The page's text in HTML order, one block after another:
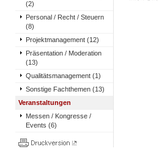
(2)
Personal / Recht / Steuern
(8)
Projektmanagement (12)
Präsentation / Moderation
(13)
Qualitätsmanagement (1)
Sonstige Fachthemen (13)
Veranstaltungen
Messen / Kongresse /
Events (6)